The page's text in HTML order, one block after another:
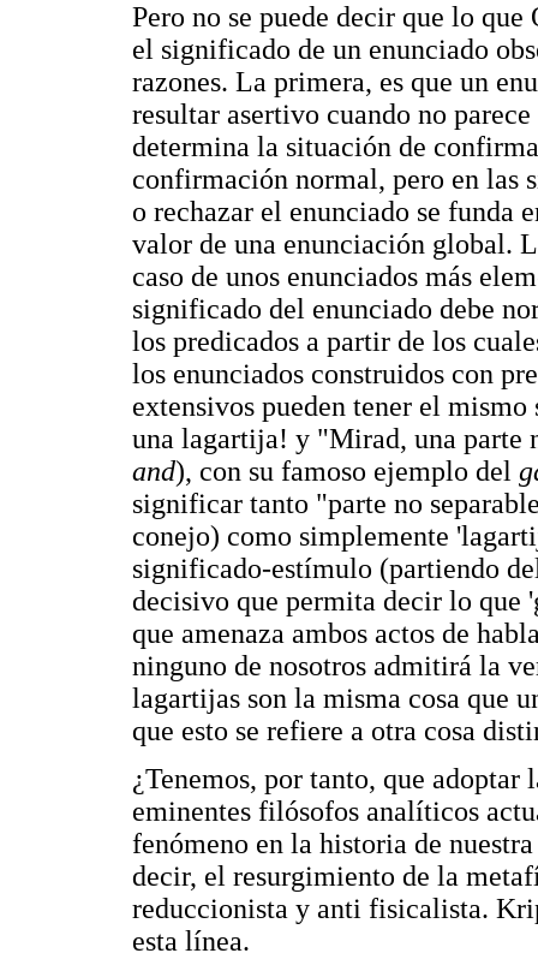
Pero no se puede decir que lo
el significado de un enunciado
razones. La primera, es que un
resultar asertivo cuando no
determina la situación de
confirmación normal, pero en las
o rechazar el enunciado se funda
valor de una enunciación global.
caso de unos enunciados más
significado del enunciado debe
los predicados a partir de los
los enunciados construidos con
extensivos pueden tener el
una lagartija! y "Mirad, una parte
and), con su famoso ejemplo del
significar tanto "parte no
conejo) como simplemente
significado-estímulo (partiendo
decisivo que permita decir lo que
que amenaza ambos actos de
ninguno de nosotros admitirá la
lagartijas son la misma cosa que
que esto se refiere a otra cosa
¿Tenemos, por tanto, que adoptar
eminentes filósofos analíticos
fenómeno en la historia de
decir, el resurgimiento de la
reduccionista y anti fisicalista.
esta línea.